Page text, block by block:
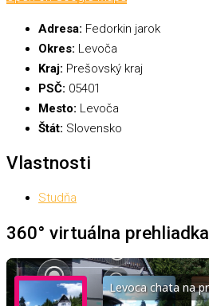
Adresa: Fedorkin jarok
Okres: Levoča
Kraj: Prešovský kraj
PSČ: 05401
Mesto: Levoča
Štát: Slovensko
Vlastnosti
Studňa
360° virtuálna prehliadka